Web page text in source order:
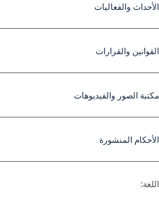
الأحداث والفعاليات
القوانين والقرارات
مكتبة الصور والفيديوهات
الأحكام المنشورة
اللغة: